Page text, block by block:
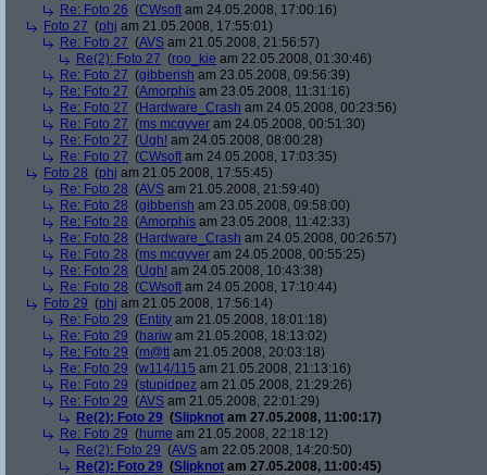
Re: Foto 26 (CWsoft am 24.05.2008, 17:00:16)
Foto 27 (phj am 21.05.2008, 17:55:01)
Re: Foto 27 (AVS am 21.05.2008, 21:56:57)
Re(2): Foto 27 (roo_kie am 22.05.2008, 01:30:46)
Re: Foto 27 (gibberish am 23.05.2008, 09:56:39)
Re: Foto 27 (Amorphis am 23.05.2008, 11:31:16)
Re: Foto 27 (Hardware_Crash am 24.05.2008, 00:23:56)
Re: Foto 27 (ms mcgyver am 24.05.2008, 00:51:30)
Re: Foto 27 (Ugh! am 24.05.2008, 08:00:28)
Re: Foto 27 (CWsoft am 24.05.2008, 17:03:35)
Foto 28 (phj am 21.05.2008, 17:55:45)
Re: Foto 28 (AVS am 21.05.2008, 21:59:40)
Re: Foto 28 (gibberish am 23.05.2008, 09:58:00)
Re: Foto 28 (Amorphis am 23.05.2008, 11:42:33)
Re: Foto 28 (Hardware_Crash am 24.05.2008, 00:26:57)
Re: Foto 28 (ms mcgyver am 24.05.2008, 00:55:25)
Re: Foto 28 (Ugh! am 24.05.2008, 10:43:38)
Re: Foto 28 (CWsoft am 24.05.2008, 17:10:44)
Foto 29 (phj am 21.05.2008, 17:56:14)
Re: Foto 29 (Entity am 21.05.2008, 18:01:18)
Re: Foto 29 (hariw am 21.05.2008, 18:13:02)
Re: Foto 29 (m@tt am 21.05.2008, 20:03:18)
Re: Foto 29 (w114/115 am 21.05.2008, 21:13:16)
Re: Foto 29 (stupidpez am 21.05.2008, 21:29:26)
Re: Foto 29 (AVS am 21.05.2008, 22:01:29)
Re(2): Foto 29 (Slipknot am 27.05.2008, 11:00:17)
Re: Foto 29 (hume am 21.05.2008, 22:18:12)
Re(2): Foto 29 (AVS am 22.05.2008, 14:20:50)
Re(2): Foto 29 (Slipknot am 27.05.2008, 11:00:45)